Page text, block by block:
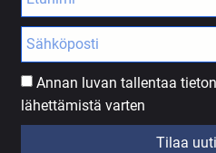
Annan luvan tallentaa
lähettämistä varten
Tilaa